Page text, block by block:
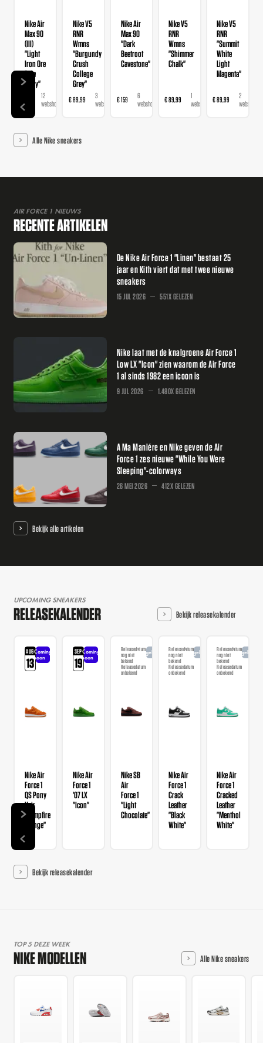
Nike Air
Max 90
(III)
"Light
Iron Ore
Pale
Ivory"
12
webshops
Nike V5
RNR
Wmns
"Burgundy
Crush
College
Grey"
€ 89,99
3
webshops
Nike Air
Max 90
"Dark
Beetroot
Cavestone"
€ 159
6
webshops
Nike V5
RNR
Wmns
"Shimmer
Chalk"
€ 89,99
1
webshop
Nike V5
RNR
"Summit
White
Light
Magenta"
€ 89,99
2
webshops
Alle Nike sneakers
AIR FORCE 1 NIEUWS
RECENTE ARTIKELEN
De Nike Air Force 1 "Linen" bestaat 25
jaar en Kith viert dat met twee nieuwe
sneakers
15 JUL 2026 551X GELEZEN
Nike laat met de knalgroene Air Force 1
Low LX "Icon" zien waarom de Air Force
1 al sinds 1982 een icoon is
9 JUL 2026 1.480X GELEZEN
A Ma Maniére en Nike geven de Air
Force 1 zes nieuwe "While You Were
Sleeping"-colorways
26 MEI 2026 412X GELEZEN
Bekijk alle artikelen
UPCOMING SNEAKERS
RELEASEKALENDER Bekijk releasekalender
AUG
13
Coming
soon
Nike Air
Force 1
QS Pony
Hair
"Campfire
Orange"
SEP
19
Coming
soon
Nike Air
Force 1
'07 LX
"Icon"
Releasedatum
nog niet
bekend
Releasedatum
onbekend
Aangekondigd
Nike SB
Air
Force 1
"Light
Chocolate"
Releasedatum
nog niet
bekend
Releasedatum
onbekend
Aangekondigd
Nike Air
Force 1
Crack
Leather
"Black
White"
Releasedatum
nog niet
bekend
Releasedatum
onbekend
Nike Air
Force 1
Cracked
Leather
"Menthol
White"
Bekijk releasekalender
TOP 5 DEZE WEEK
NIKE MODELLEN Alle Nike sneakers